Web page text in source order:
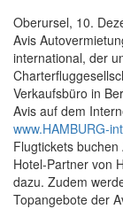
Oberursel, 10.
Avis
international, der
Verkaufsbüro in
Avis auf dem
www.HAMBURG-
Flugtickets
Hotel-Partner von
dazu. Zudem
Topangebote der